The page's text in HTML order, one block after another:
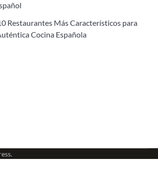
Restaurantes Más Característicos para
Cocina Española
.